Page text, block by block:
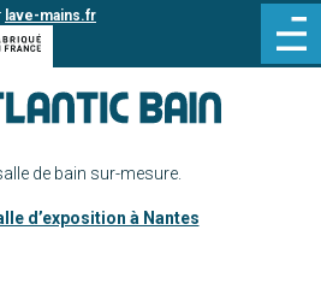
lave-mains.fr
de bain sur-mesure.
d’exposition à Nantes